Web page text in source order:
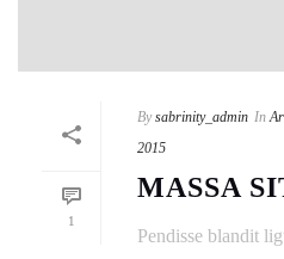
1
By sabrinity_admin In
2015
MASSA
Pendisse blandit